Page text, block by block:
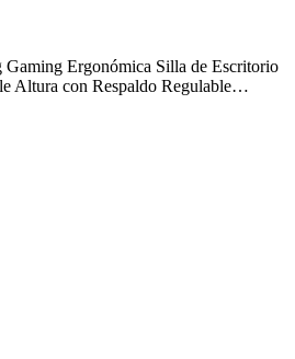
Gaming Ergonómica Silla de Escritorio
Altura con Respaldo Regulable…